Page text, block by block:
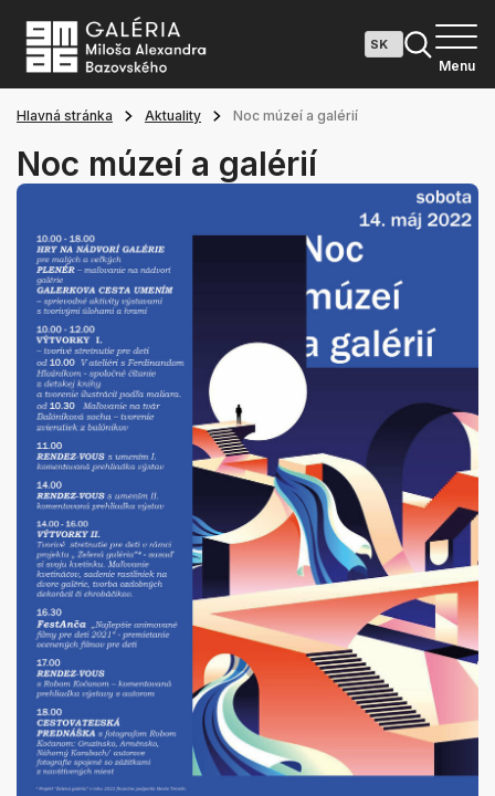
Menu
Hlavná stránka Aktuality Noc múzeí a galérií
Noc múzeí a galérií